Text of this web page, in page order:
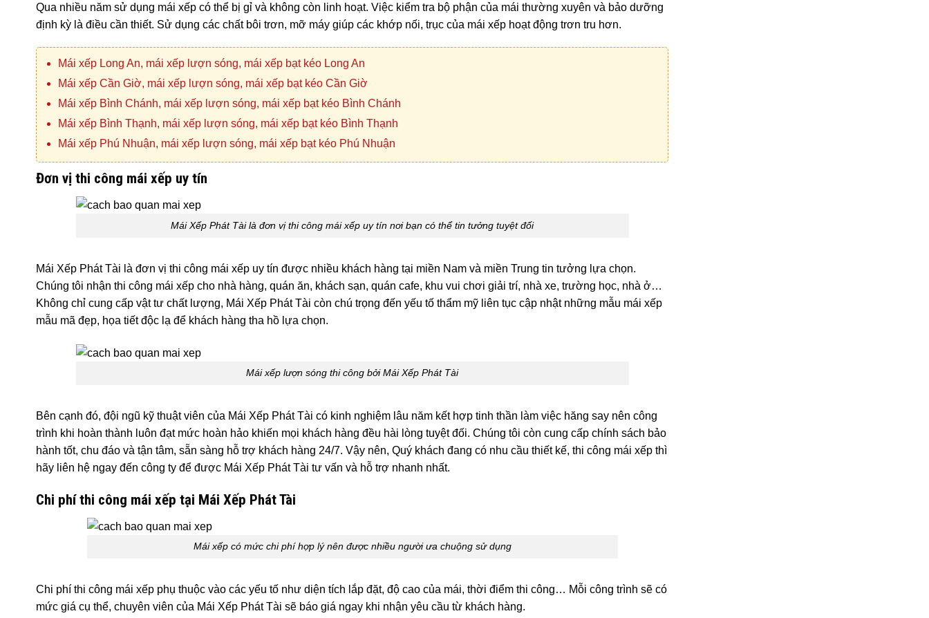
Qua nhiều năm sử dụng mái xếp có thể bị gỉ và không còn linh hoạt. Việc kiểm tra bộ phận của mái thường xuyên và bảo dưỡng
định kỳ là điều cần thiết. Sử dụng các chất bôi trơn, mỡ máy giúp các khớp nối, trục của mái xếp hoạt động trơn tru hơn.
Mái xếp Long An, mái xếp lượn sóng, mái xếp bạt kéo Long An
Mái xếp Cần Giờ, mái xếp lượn sóng, mái xếp bạt kéo Cần Giờ
Mái xếp Bình Chánh, mái xếp lượn sóng, mái xếp bạt kéo Bình Chánh
Mái xếp Bình Thạnh, mái xếp lượn sóng, mái xếp bạt kéo Bình Thạnh
Mái xếp Phú Nhuận, mái xếp lượn sóng, mái xếp bạt kéo Phú Nhuận
Đơn vị thi công mái xếp uy tín
Mái Xếp Phát Tài là đơn vị thi công mái xếp uy tín nơi bạn có thể tin tưởng tuyệt đối
Mái Xếp Phát Tài là đơn vị thi công mái xếp uy tín được nhiều khách hàng tại miền Nam và miền Trung tin tưởng lựa chọn.
Chúng tôi nhận thi công mái xếp cho nhà hàng, quán ăn, khách sạn, quán cafe, khu vui chơi giải trí, nhà xe, trường học, nhà ở…
Không chỉ cung cấp vật tư chất lượng, Mái Xếp Phát Tài còn chú trọng đến yếu tố thẩm mỹ liên tục cập nhật những mẫu mái xếp
mẫu mã đẹp, họa tiết độc lạ để khách hàng tha hồ lựa chọn.
Mái xếp lượn sóng thi công bởi Mái Xếp Phát Tài
Bên cạnh đó, đội ngũ kỹ thuật viên của Mái Xếp Phát Tài có kinh nghiệm lâu năm kết hợp tinh thần làm việc hăng say nên công
trình khi hoàn thành luôn đạt mức hoàn hảo khiến mọi khách hàng đều hài lòng tuyệt đối. Chúng tôi còn cung cấp chính sách bảo
hành tốt, chu đáo và tận tâm, sẵn sàng hỗ trợ khách hàng 24/7. Vậy nên, Quý khách đang có nhu cầu thiết kế, thi công mái xếp thì
hãy liên hệ ngay đến công ty để được Mái Xếp Phát Tài tư vấn và hỗ trợ nhanh nhất.
Chi phí thi công mái xếp tại Mái Xếp Phát Tài
Mái xếp có mức chi phí hợp lý nên được nhiều người ưa chuộng sử dụng
Chi phí thi công mái xếp phụ thuộc vào các yếu tố như diện tích lắp đặt, độ cao của mái, thời điểm thi công… Mỗi công trình sẽ có
mức giá cụ thể, chuyên viên của Mái Xếp Phát Tài sẽ báo giá ngay khi nhận yêu cầu từ khách hàng.